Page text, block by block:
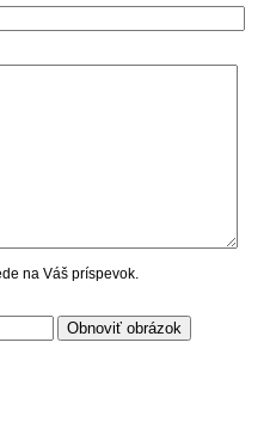
na Váš príspevok.